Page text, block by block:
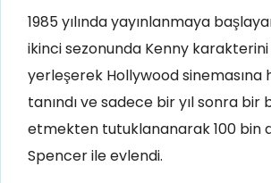
1985 yılında yayınlanmaya
ikinci sezonunda Kenny karakterini
yerleşerek Hollywood sinemasına
tanındı ve sadece bir yıl sonra
etmekten tutuklananarak 100 bin
Spencer ile evlendi.